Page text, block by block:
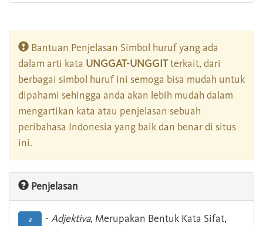
Bantuan Penjelasan Simbol huruf yang ada
dalam arti kata UNGGAT-UNGGITterkait, dari
berbagai simbol huruf ini semoga bisa mudah untuk
dipahami sehingga anda akan lebih mudah dalam
mengartikan kata atau penjelasan sebuah
peribahasa Indonesia yang baik dan benar di situs
ini.
Penjelasan
a - Adjektiva, Merupakan Bentuk Kata Sifat,